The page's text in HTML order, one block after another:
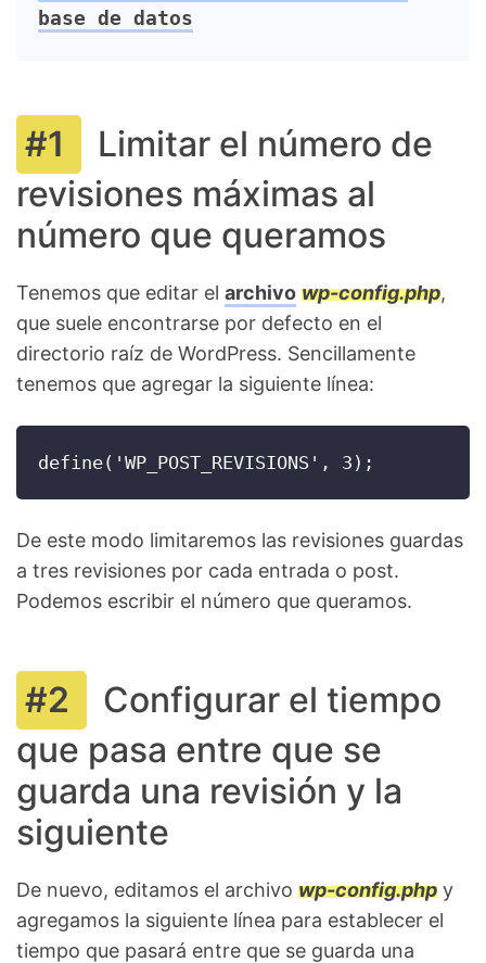
base de datos
Limitar el número de
revisiones máximas al
número que queramos
Tenemos que editar el archivo wp-config.php,
que suele encontrarse por defecto en el
directorio raíz de WordPress. Sencillamente
tenemos que agregar la siguiente línea:
define('WP_POST_REVISIONS', 3);
De este modo limitaremos las revisiones guardas
a tres revisiones por cada entrada o post.
Podemos escribir el número que queramos.
Configurar el tiempo
que pasa entre que se
guarda una revisión y la
siguiente
De nuevo, editamos el archivo wp-config.php y
agregamos la siguiente línea para establecer el
tiempo que pasará entre que se guarda una